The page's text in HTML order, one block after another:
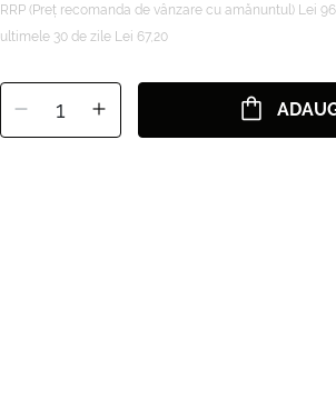
RRP (Preț recomanda de vânzare cu amănuntul) Lei
ultimele 30 de zile Lei 67,20
1